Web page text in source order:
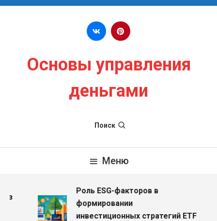
Перейти к содержимому
Основы управления
деньгами
Поиск
Меню
Роль ESG-факторов в
формировании
инвестиционных стратегий ETF